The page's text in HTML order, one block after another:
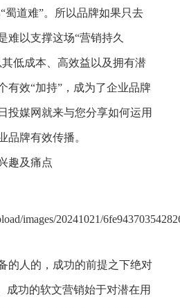
蜀道难”。所以品牌如果只去
难以支撑这场“营销持久
低成本、高效益以及拥有潜
有效“加持”，成为了企业品牌
投媒网就来与您分享如何运用
品牌有效传播。
趣及痛点
的人的，成功的前提之下绝对
成功的软文营销始于对潜在用